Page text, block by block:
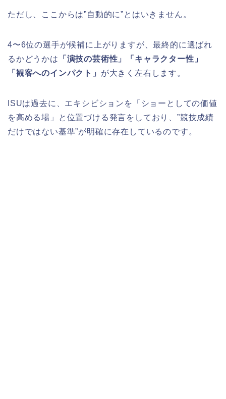
ただし、ここからは”自動的に”とはいきません。
4〜6位の選手が候補に上がりますが、最終的に選ばれ
るかどうかは
「演技の芸術性」「キャラクター性」
「観客へのインパクト」 が大きく左右します。
ISUは過去に、エキシビションを「ショーとしての価値
を高める場」と位置づける発言をしており、”競技成績
だけではない基準”が明確に存在しているのです。